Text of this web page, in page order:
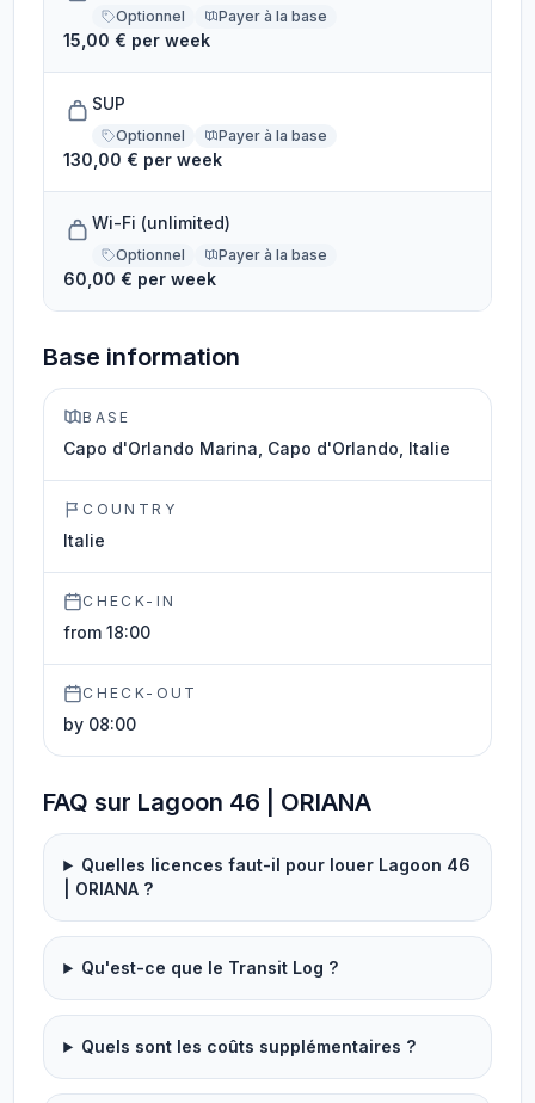
Optionnel Payer à la base
15,00 € per week
SUP
Optionnel Payer à la base
130,00 € per week
Wi-Fi (unlimited)
Optionnel Payer à la base
60,00 € per week
Base information
BASE
Capo d'Orlando Marina, Capo d'Orlando, Italie
COUNTRY
Italie
CHECK-IN
from 18:00
CHECK-OUT
by 08:00
FAQ sur Lagoon 46 | ORIANA
Quelles licences faut-il pour louer Lagoon 46
| ORIANA ?
Qu'est-ce que le Transit Log ?
Quels sont les coûts supplémentaires ?